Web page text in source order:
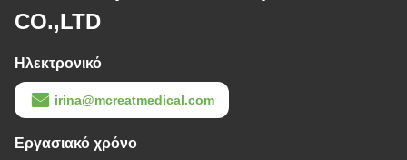
CO.,LTD
Ηλεκτρονικό
irina@mcreatmedical.com
Εργασιακό χρόνο